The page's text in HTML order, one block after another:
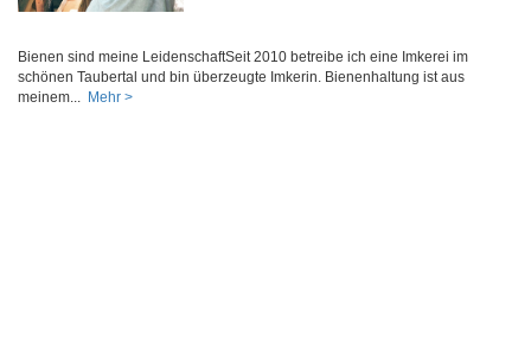
Bienen sind meine LeidenschaftSeit 2010 betreibe ich eine Imkerei im
schönen Taubertal und bin überzeugte Imkerin. Bienenhaltung ist aus
meinem... Mehr >